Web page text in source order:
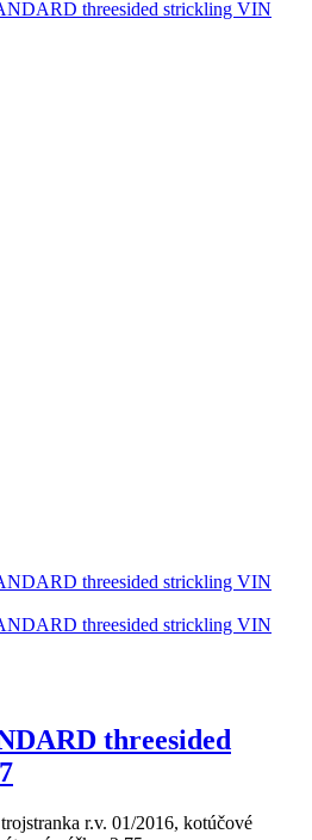
threesided
r.v. 01/2016, kotúčové